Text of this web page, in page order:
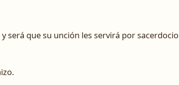
será que su unción les servirá por sacerdocio